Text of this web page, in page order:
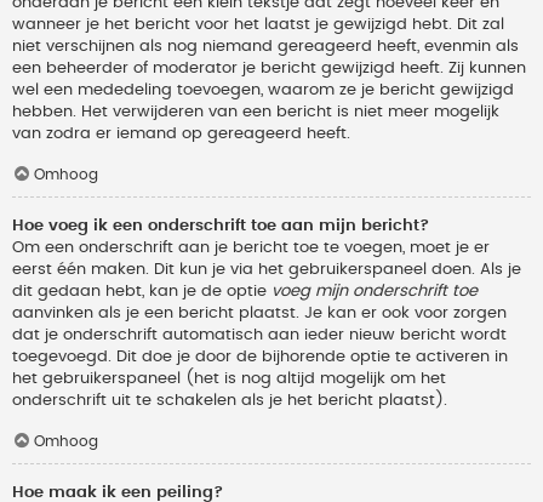
wanneer je het bericht voor het laatst je gewijzigd hebt. Dit zal
niet verschijnen als nog niemand gereageerd heeft, evenmin als
een beheerder of moderator je bericht gewijzigd heeft. Zij kunnen
wel een mededeling toevoegen, waarom ze je bericht gewijzigd
hebben. Het verwijderen van een bericht is niet meer mogelijk
van zodra er iemand op gereageerd heeft.
Omhoog
Hoe voeg ik een onderschrift toe aan mijn bericht?
Om een onderschrift aan je bericht toe te voegen, moet je er
eerst één maken. Dit kun je via het gebruikerspaneel doen. Als je
dit gedaan hebt, kan je de optie voeg mijn onderschrift toe
aanvinken als je een bericht plaatst. Je kan er ook voor zorgen
dat je onderschrift automatisch aan ieder nieuw bericht wordt
toegevoegd. Dit doe je door de bijhorende optie te activeren in
het gebruikerspaneel (het is nog altijd mogelijk om het
onderschrift uit te schakelen als je het bericht plaatst).
Omhoog
Hoe maak ik een peiling?